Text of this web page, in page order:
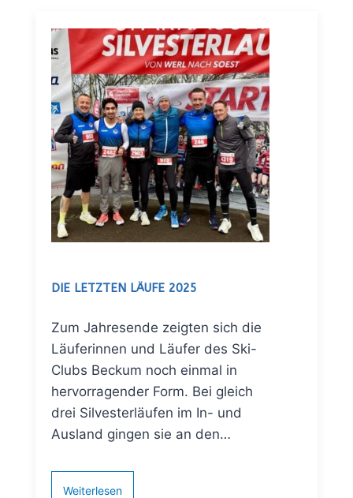
DIE LETZTEN LÄUFE 2025
Zum Jahresende zeigten sich die
Läuferinnen und Läufer des Ski-
Clubs Beckum noch einmal in
hervorragender Form. Bei gleich
drei Silvesterläufen im In- und
Ausland gingen sie an den…
Weiterlesen